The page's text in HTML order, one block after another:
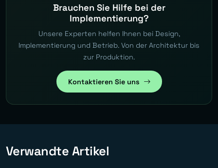
Brauchen Sie Hilfe bei der
Implementierung?
Unsere Experten helfen Ihnen bei Design,
Implementierung und Betrieb. Von der Architektur bis
zur Produktion.
Kontaktieren Sie uns
Verwandte Artikel